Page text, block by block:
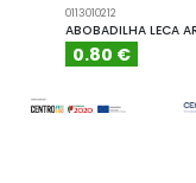
0113010212
ABOBADILHA LECA
0.80 €